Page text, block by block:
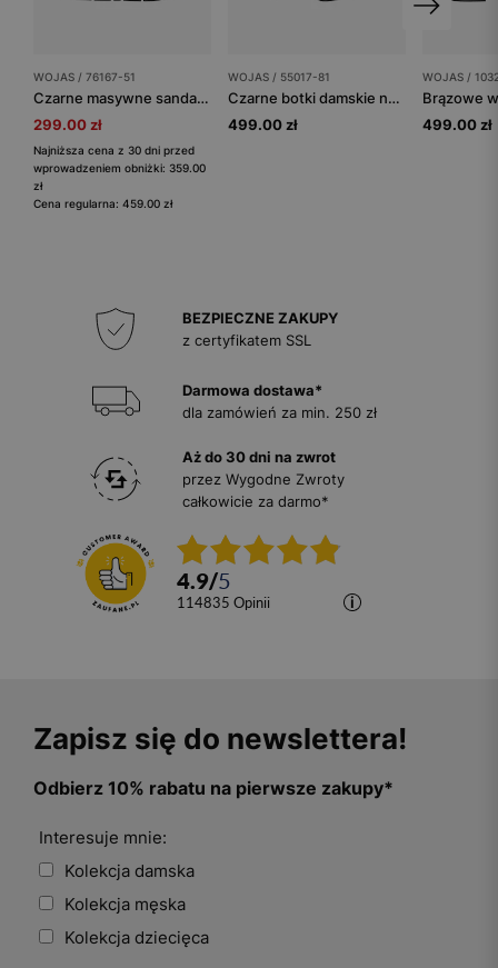
WOJAS / 76167-51
Czarne masywne sandały na płaskiej podeszwie
299.00 zł
Najniższa cena z 30 dni przed
wprowadzeniem obniżki: 359.00
zł
Cena regularna: 459.00 zł
WOJAS / 55017-81
Czarne botki damskie na szpilce z wysoką cholewką
499.00 zł
WOJAS /
499.00 zł
BEZPIECZNE ZAKUPY
z certyfikatem SSL
Darmowa dostawa*
dla zamówień za min. 250 zł
Aż do 30 dni na zwrot
przez Wygodne Zwroty
całkowicie za darmo*
4.9/5
114835 opinii
Zapisz się do newslettera!
Odbierz 10% rabatu na pierwsze zakupy*
Interesuje mnie:
Kolekcja damska
Kolekcja męska
Kolekcja dziecięca